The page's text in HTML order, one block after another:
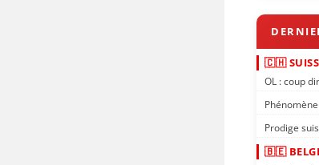
🇨🇭
OL : coup
Prodige
🇧🇪